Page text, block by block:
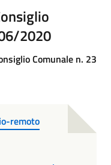
2020
Comunale n. 23
remoto